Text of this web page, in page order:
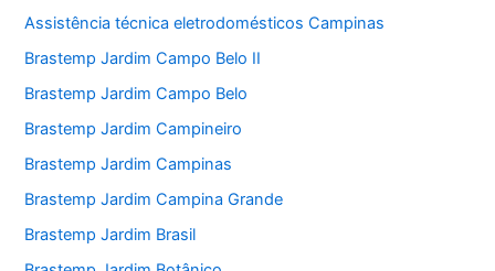
Assistência técnica eletrodomésticos Campinas
Brastemp Jardim Campo Belo II
Brastemp Jardim Campo Belo
Brastemp Jardim Campineiro
Brastemp Jardim Campinas
Brastemp Jardim Campina Grande
Brastemp Jardim Brasil